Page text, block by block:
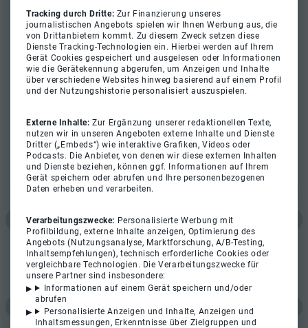
Tracking durch Dritte: Zur Finanzierung unseres
journalistischen Angebots spielen wir Ihnen Werbung aus, die
von Drittanbietern kommt. Zu diesem Zweck setzen diese
Dienste Tracking-Technologien ein. Hierbei werden auf Ihrem
Gerät Cookies gespeichert und ausgelesen oder Informationen
wie die Gerätekennung abgerufen, um Anzeigen und Inhalte
über verschiedene Websites hinweg basierend auf einem Profil
und der Nutzungshistorie personalisiert auszuspielen.
Externe Inhalte:Zur Ergänzung unserer redaktionellen Texte,
nutzen wir in unseren Angeboten externe Inhalte und Dienste
Dritter („Embeds“) wie interaktive Grafiken, Videos oder
Podcasts. Die Anbieter, von denen wir diese externen Inhalten
und Dienste beziehen, können ggf. Informationen auf Ihrem
Gerät speichern oder abrufen und Ihre personenbezogenen
Daten erheben und verarbeiten.
Verarbeitungszwecke: Personalisierte Werbung mit
Profilbildung, externe Inhalte anzeigen, Optimierung des
Angebots (Nutzungsanalyse, Marktforschung, A/B-Testing,
Inhaltsempfehlungen), technisch erforderliche Cookies oder
vergleichbare Technologien. Die Verarbeitungszwecke für
unsere Partner sind insbesondere:
Informationen auf einem Gerät speichern und/oder
abrufen
Personalisierte Anzeigen und Inhalte, Anzeigen und
Inhaltsmessungen, Erkenntnisse über Zielgruppen und